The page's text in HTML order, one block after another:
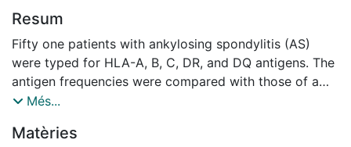
Resum
Fifty one patients with ankylosing spondylitis (AS)
were typed for HLA-A, B, C, DR, and DQ antigens. The
antigen frequencies were compared with those of a
normal population and with a B27 positive control
B27 positive. A positive linkage disequilibrium between
Més...
Matèries